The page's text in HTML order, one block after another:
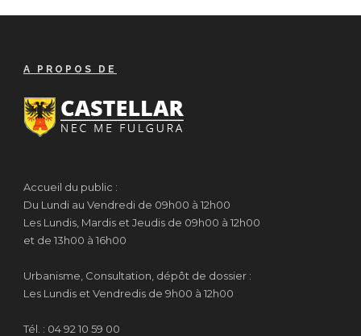
A PROPOS DE
Accueil du public :
Du Lundi au Vendredi de 09h00 à 12h00
Les Lundis, Mardis et Jeudis de 09h00 à 12h00
et de 13h00 à 16h00
Urbanisme, Consultation, dépôt de dossier :
Les Lundis et Vendredis de 9h00 à 12h00
Tél. : 04 92 10 59 00